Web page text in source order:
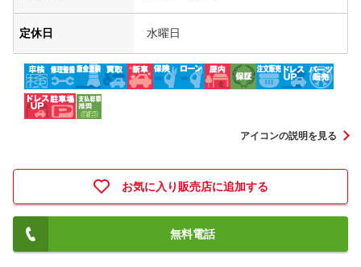
定休日 水曜日
アイコンの説明を見る
お気に入り販売店に追加する
無料電話